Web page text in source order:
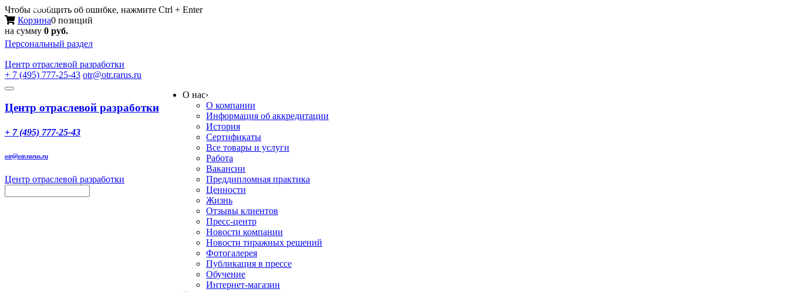
Чтобы сообщить об ошибке, нажмите Ctrl + Enter
Корзина0 позиций
на сумму 0 руб.
Персональный раздел
Центр отраслевой разработки
+ 7 (495) 777-25-43 otr@otr.rarus.ru
Toggle
Меню
Центр отраслевой разработки
+ 7 (495) 777-25-43
otr@otr.rarus.ru
Центр отраслевой разработки
О нас›
О компании
Информация об аккредитации
История
Сертификаты
Все товары и услуги
Работа
Вакансии
Преддипломная практика
Ценности
Жизнь
Отзывы клиентов
Пресс-центр
Новости компании
Новости тиражных решений
Фотогалерея
Публикация в прессе
Обучение
Интернет-магазин